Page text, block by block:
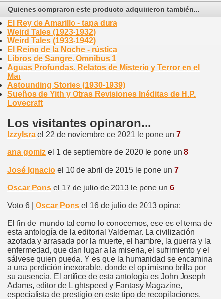
Quienes compraron este producto adquirieron también...
El Rey de Amarillo - tapa dura
Weird Tales (1923-1932)
Weird Tales (1933-1942)
El Reino de la Noche - rústica
Libros de Sangre. Omnibus 1
Aguas Profundas. Relatos de Misterio y Terror en el
Mar
Astounding Stories (1930-1939)
Sueños de Yith y Otras Revisiones Inéditas de H.P.
Lovecraft
Los visitantes opinaron...
IzzyIsra el 22 de noviembre de 2021 le pone un 7
ana gomiz el 1 de septiembre de 2020 le pone un 8
José Ignacio el 10 de abril de 2015 le pone un 7
Oscar Pons el 17 de julio de 2013 le pone un 6
Voto 6 | Oscar Pons el 16 de julio de 2013 opina:
El fin del mundo tal como lo conocemos, ese es el tema de
esta antología de la editorial Valdemar. La civilización
azotada y arrasada por la muerte, el hambre, la guerra y la
enfermedad, que dan lugar a la miseria, el sufrimiento y el
sálvese quien pueda. Y es que la humanidad se encamina
a una perdición inexorable, donde el optimismo brilla por
su ausencia. El artífice de esta antología es John Joseph
Adams, editor de Lightspeed y Fantasy Magazine,
especialista de prestigio en este tipo de recopilaciones.